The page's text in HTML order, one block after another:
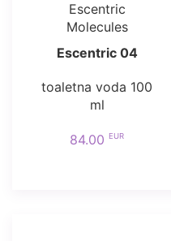
Escentric
Molecules
Escentric 04
toaletna voda 100
ml
84.00 EUR